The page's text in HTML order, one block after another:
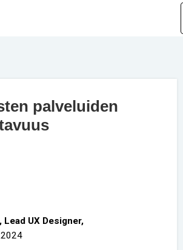
palveluiden
Lead UX Designer,